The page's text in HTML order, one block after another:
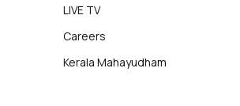
LIVE TV
Careers
Kerala Mahayudham